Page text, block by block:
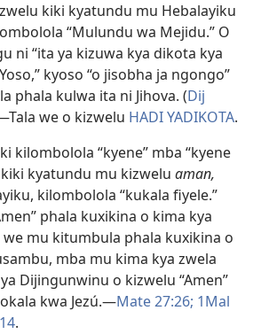
kiki kyatundu mu Hebalayiku
“Mulundu wa Mejidu.” O
ni “ita ya kizuwa kya dikota kya
kyoso “o jisobha ja ngongo”
phala kulwa ita ni Jihova. (Dij
we o kizwelu HADI YADIKOTA.
kilombolola “kyene” mba “kyene
kyatundu mu kizwelu aman,
kilombolola “kukala fiyele.”
phala kuxikina o kima kya
mu kitumbula phala kuxikina o
mba mu kima kya zwela
Dijingunwinu o kizwelu “Amen”
kwa Jezú.—Mate 27:26; 1Mal
.